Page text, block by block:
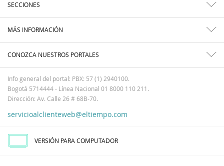
SECCIONES
MÁS INFORMACIÓN
CONOZCA NUESTROS PORTALES
Info general del portal: PBX: 57 (1) 2940100.
Bogotá 5714444 - Línea Nacional 01 8000 110 211.
Dirección: Av. Calle 26 # 68B-70.
servicioalclienteweb@eltiempo.com
VERSIÓN PARA COMPUTADOR